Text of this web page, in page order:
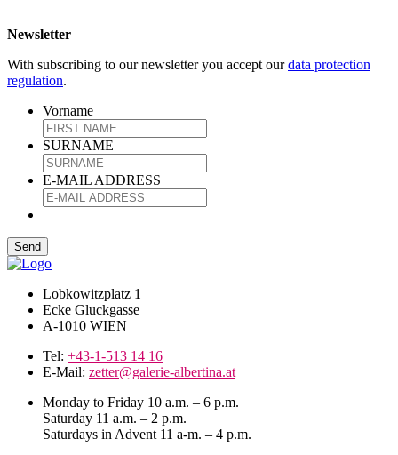
Newsletter
With subscribing to our newsletter you accept ourdata protection
regulation.
Vorname
SURNAME
E-MAIL ADDRESS
Lobkowitzplatz 1
Ecke Gluckgasse
A-1010 WIEN
Tel: +43-1-513 14 16
E-Mail: zetter@galerie-albertina.at
Monday to Friday 10 a.m. – 6 p.m.
Saturday 11 a.m. – 2 p.m.
Saturdays in Advent 11 a-m. – 4 p.m.